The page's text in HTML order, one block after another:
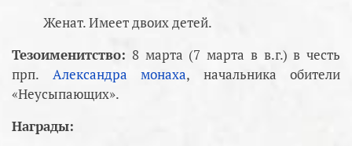
Женат. Имеет двоих детей.
Тезоименитство: 8 марта (7 марта в в.г.) в честь
прп. Александра монаха, начальника обители
«Неусыпающих».
Награды: